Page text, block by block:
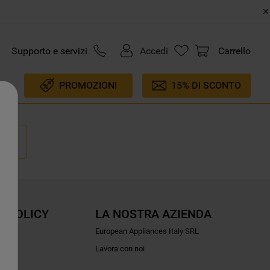
Supporto e servizi Accedi Carrello
PROMOZIONI 15% DI SCONTO
POLICY LA NOSTRA AZIENDA
European Appliances Italy SRL
Lavora con noi